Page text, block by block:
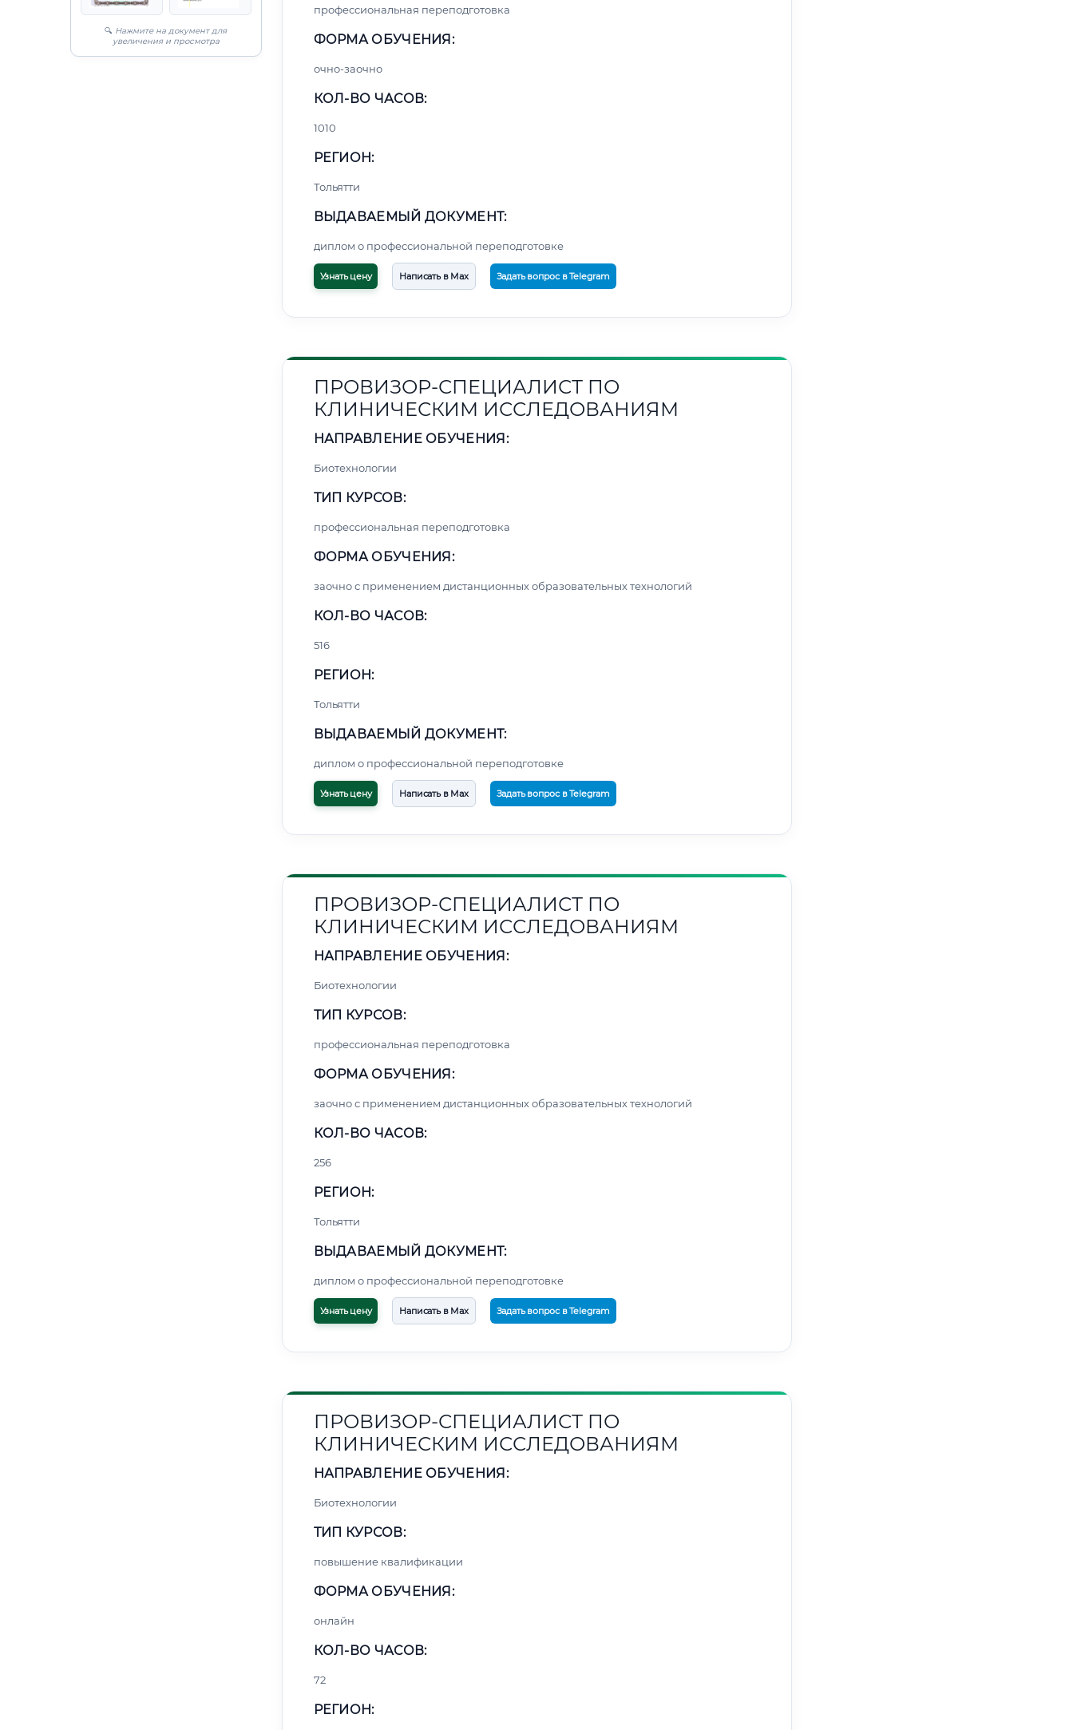
🔍 Нажмите на документ для
увеличения и просмотра
профессиональная переподготовка
ФОРМА ОБУЧЕНИЯ:
очно-заочно
КОЛ-ВО ЧАСОВ:
1010
РЕГИОН:
Тольятти
ВЫДАВАЕМЫЙ ДОКУМЕНТ:
диплом о профессиональной переподготовке
Узнать цену Написать в Max Задать вопрос в Telegram
ПРОВИЗОР-СПЕЦИАЛИСТ ПО
КЛИНИЧЕСКИМ ИССЛЕДОВАНИЯМ
НАПРАВЛЕНИЕ ОБУЧЕНИЯ:
Биотехнологии
ТИП КУРСОВ:
профессиональная переподготовка
ФОРМА ОБУЧЕНИЯ:
заочно с применением дистанционных образовательных технологий
КОЛ-ВО ЧАСОВ:
516
РЕГИОН:
Тольятти
ВЫДАВАЕМЫЙ ДОКУМЕНТ:
диплом о профессиональной переподготовке
Узнать цену Написать в Max Задать вопрос в Telegram
ПРОВИЗОР-СПЕЦИАЛИСТ ПО
КЛИНИЧЕСКИМ ИССЛЕДОВАНИЯМ
НАПРАВЛЕНИЕ ОБУЧЕНИЯ:
Биотехнологии
ТИП КУРСОВ:
профессиональная переподготовка
ФОРМА ОБУЧЕНИЯ:
заочно с применением дистанционных образовательных технологий
КОЛ-ВО ЧАСОВ:
256
РЕГИОН:
Тольятти
ВЫДАВАЕМЫЙ ДОКУМЕНТ:
диплом о профессиональной переподготовке
Узнать цену Написать в Max Задать вопрос в Telegram
ПРОВИЗОР-СПЕЦИАЛИСТ ПО
КЛИНИЧЕСКИМ ИССЛЕДОВАНИЯМ
НАПРАВЛЕНИЕ ОБУЧЕНИЯ:
Биотехнологии
ТИП КУРСОВ:
повышение квалификации
ФОРМА ОБУЧЕНИЯ:
онлайн
КОЛ-ВО ЧАСОВ:
72
РЕГИОН: